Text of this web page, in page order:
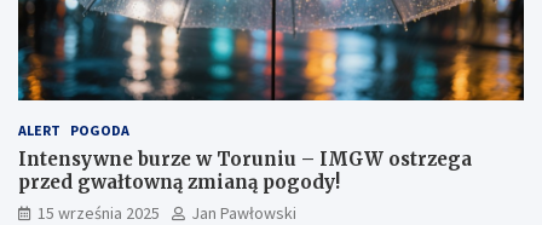
ALERT POGODA
Intensywne burze w Toruniu – IMGW ostrzega
przed gwałtowną zmianą pogody!
15 września 2025
Jan Pawłowski